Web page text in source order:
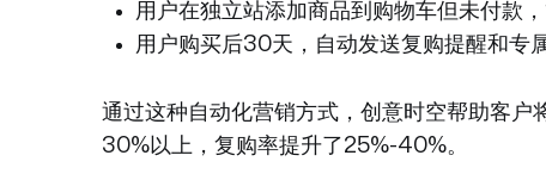
用户在独立站添加商品到购物车但未付款
用户购买后30天，自动发送复购提醒和专
通过这种自动化营销方式，创意时空帮助客户
30%以上，复购率提升了25%-40%。